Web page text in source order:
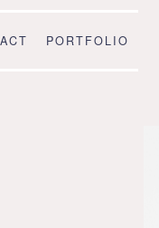
PORTFOLIO